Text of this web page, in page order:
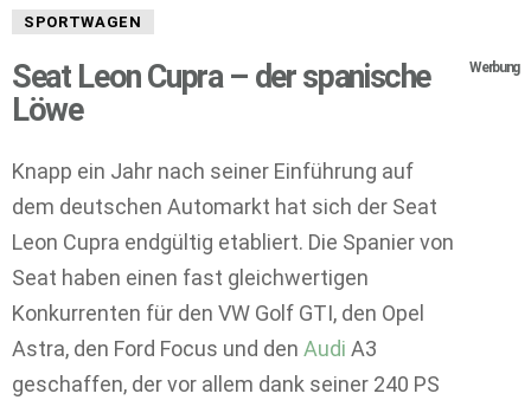
SPORTWAGEN
Seat Leon Cupra – der spanische
Löwe
Werbung
Knapp ein Jahr nach seiner Einführung auf
dem deutschen Automarkt hat sich der Seat
Leon Cupra endgültig etabliert. Die Spanier von
Seat haben einen fast gleichwertigen
Konkurrenten für den VW Golf GTI, den Opel
Astra, den Ford Focus und den Audi A3
geschaffen, der vor allem dank seiner 240 PS